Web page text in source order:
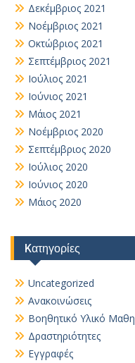
Δεκέμβριος 2021
Νοέμβριος 2021
Οκτώβριος 2021
Σεπτέμβριος 2021
Ιούλιος 2021
Ιούνιος 2021
Μάιος 2021
Νοέμβριος 2020
Σεπτέμβριος 2020
Ιούλιος 2020
Ιούνιος 2020
Μάιος 2020
Kατηγορίες
Uncategorized
Ανακοινώσεις
Βοηθητικό Yλικό
Δραστηριότητες
Εγγραφές